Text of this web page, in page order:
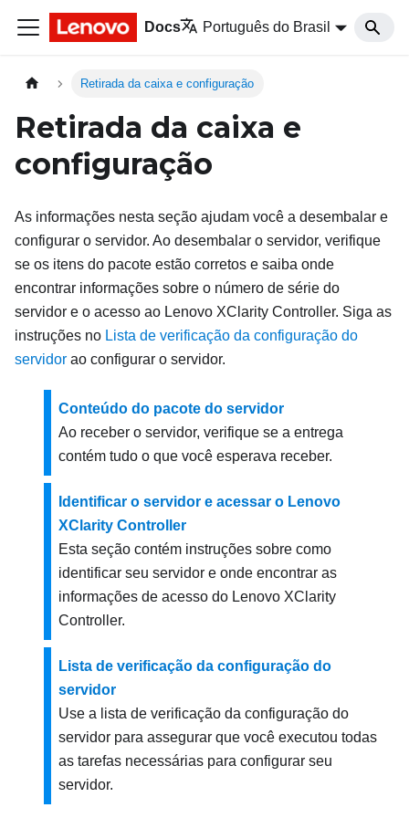
Docs Português do Brasil
Retirada da caixa e configuração
Retirada da caixa e
configuração
As informações nesta seção ajudam você a desembalar e
configurar o servidor. Ao desembalar o servidor, verifique
se os itens do pacote estão corretos e saiba onde
encontrar informações sobre o número de série do
servidor e o acesso ao Lenovo XClarity Controller. Siga as
instruções no Lista de verificação da configuração do
servidor ao configurar o servidor.
Conteúdo do pacote do servidor
Ao receber o servidor, verifique se a entrega
contém tudo o que você esperava receber.
Identificar o servidor e acessar o Lenovo
XClarity Controller
Esta seção contém instruções sobre como
identificar seu servidor e onde encontrar as
informações de acesso do Lenovo XClarity
Controller.
Lista de verificação da configuração do
servidor
Use a lista de verificação da configuração do
servidor para assegurar que você executou todas
as tarefas necessárias para configurar seu
servidor.